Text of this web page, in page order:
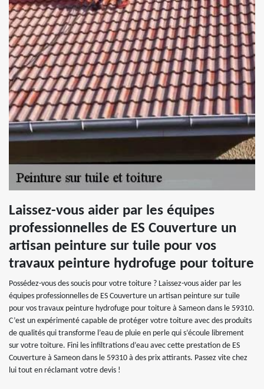
Laissez-vous aider par les équipes
professionnelles de ES Couverture un
artisan peinture sur tuile pour vos
travaux peinture hydrofuge pour toiture
Possédez-vous des soucis pour votre toiture ? Laissez-vous aider par les
équipes professionnelles de ES Couverture un artisan peinture sur tuile
pour vos travaux peinture hydrofuge pour toiture à Sameon dans le 59310.
C’est un expérimenté capable de protéger votre toiture avec des produits
de qualités qui transforme l’eau de pluie en perle qui s’écoule librement
sur votre toiture. Fini les infiltrations d’eau avec cette prestation de ES
Couverture à Sameon dans le 59310 à des prix attirants. Passez vite chez
lui tout en réclamant votre devis !